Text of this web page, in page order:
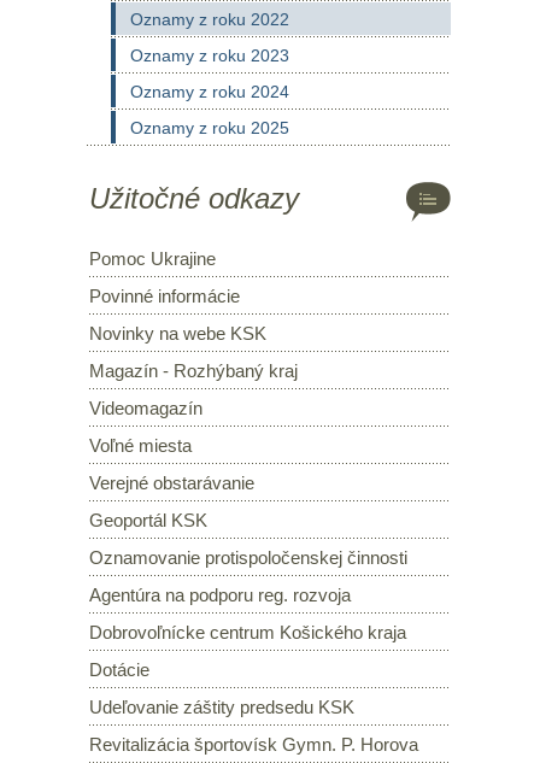
Oznamy z roku 2022
Oznamy z roku 2023
Oznamy z roku 2024
Oznamy z roku 2025
Užitočné odkazy
Pomoc Ukrajine
Povinné informácie
Novinky na webe KSK
Magazín - Rozhýbaný kraj
Videomagazín
Voľné miesta
Verejné obstarávanie
Geoportál KSK
Oznamovanie protispoločenskej činnosti
Agentúra na podporu reg. rozvoja
Dobrovoľnícke centrum Košického kraja
Dotácie
Udeľovanie záštity predsedu KSK
Revitalizácia športovísk Gymn. P. Horova